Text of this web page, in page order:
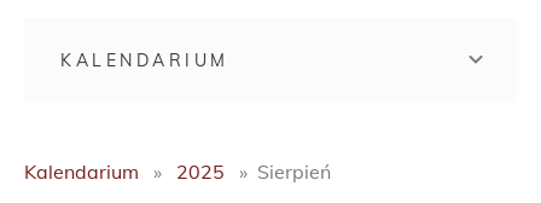
KALENDARIUM
Kalendarium 2025 Sierpień